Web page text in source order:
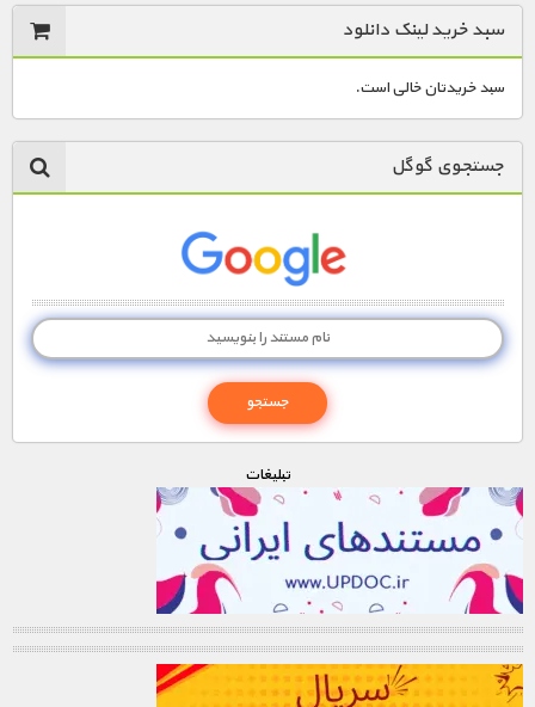
سبد خرید لینک دانلود
سبد خریدتان خالی است.
جستجوی گوگل
تبليغات